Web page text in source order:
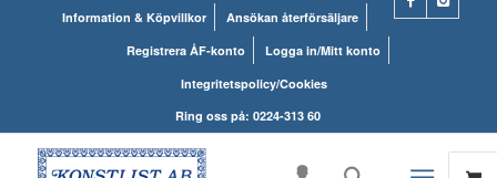
Information & Köpvillkor
Ansökan återförsäljare
Registrera ÅF-konto
Logga in/Mitt konto
Integritetspolicy/Cookies
Ring oss på: 0224-313 60